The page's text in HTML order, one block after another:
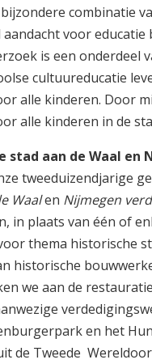
combinatie
voor
is een onderdeel
cultuureducatie
alle kinderen. Door
alle kinderen in de
stad aan de Waal en
tweeduizendjarige
Waalen Nijmegen
in plaats van één of
thema historische
historische
we aan de
en het
de Tweede